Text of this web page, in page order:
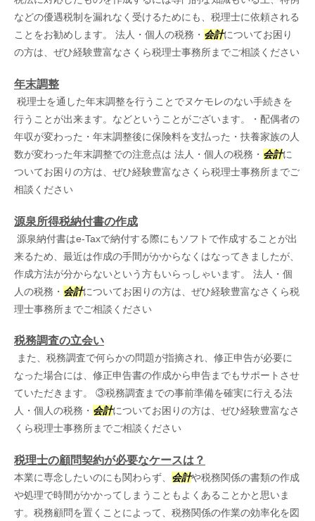
などの優遇税制を漏れなく受けるためにも、税理士に依頼される
ことをお勧めします。 法人・個人の税務・ 会計についてお困り
の方は、ぜひ経験豊富なさくら税理士事務所までご相談ください
年末調整
税理士を通した年末調整を行うことでヌケモレのない手続きを
行うことが出来ます。などということがございます。・配偶者の
年収が変わった・年末調整後に保険料を支払った・扶養家族の人
数が変わった年末調整での注意点は 法人・個人の税務・ 会計に
ついてお困りの方は、ぜひ経験豊富なさくら税理士事務所までご
相談ください
源泉所得税納付書の作成
源泉納付書はe-Taxで納付する際にもソフトで作成することが出
来るため、最近は作成の手間がかからなくはなってきましたが、
作成方法が分からないという方もいらっしゃいます。 法人・個
人の税務・ 会計についてお困りの方は、ぜひ経験豊富なさくら税
理士事務所までご相談ください
税務調査の立会い
また、税務調査で何らかの問題が指摘され、修正申告が必要に
なった場合には、修正申告書の作成から申告までもサポートさせ
ていただきます。 ③税務調査までの事前準備を確実に行える法
人・個人の税務・ 会計についてお困りの方は、ぜひ経験豊富なさ
くら税理士事務所までご相談ください
税理士の顧問契約が必要なケースは？
本業に専念したいのにも関わらず、 会計や税務関係の書類の作成
や処理で時間がかかってしまうこともよくあることかと思いま
す。税務顧問を置くことによって、税務関係の作業の効率化を図